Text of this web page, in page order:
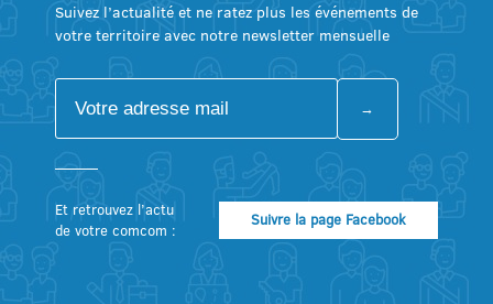
Suivez l’actualité et ne ratez plus les événements de
votre territoire avec notre newsletter mensuelle
Et retrouvez l’actu
de votre comcom :
Suivre la page Facebook